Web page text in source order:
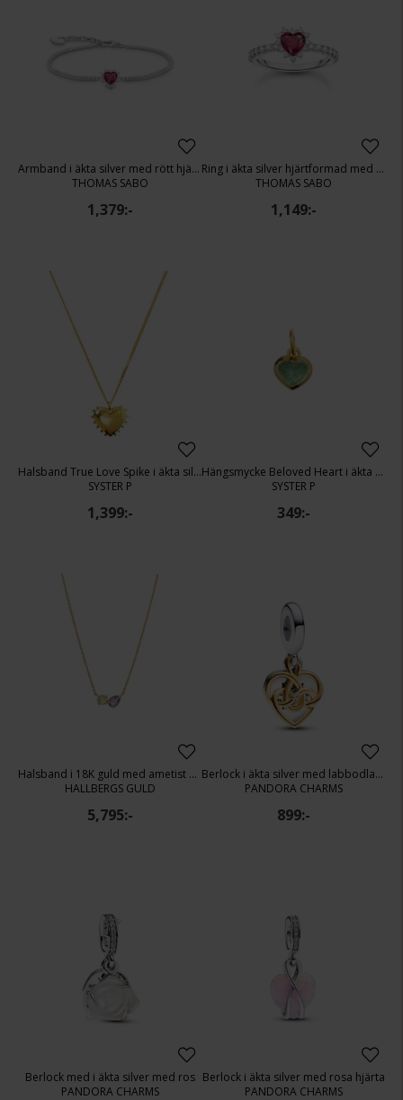
Armband i äkta silver med rött hjärta och kubisk zirkonia
THOMAS SABO
1,379:-
Ring i äkta silver hjärtformad med kubisk zirkonia
THOMAS SABO
1,149:-
Halsband True Love Spike i äkta silver
SYSTER P
1,399:-
Hängsmycke Beloved Heart i äkta silver
SYSTER P
349:-
Halsband i 18K guld med ametist och peridot längd 42+3cm.
HALLBERGS GULD
5,795:-
Berlock i äkta silver med labbodlad diamant
PANDORA CHARMS
899:-
Berlock med i äkta silver med ros
PANDORA CHARMS
Berlock i äkta silver med rosa hjärta
PANDORA CHARMS